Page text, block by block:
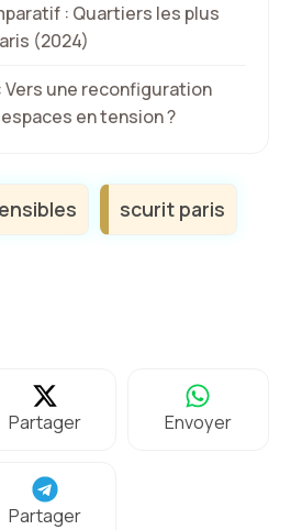
: Quartiers les plus
(2024)
Vers une reconfiguration
en tension ?
scurit paris
Partager Envoyer
Partager